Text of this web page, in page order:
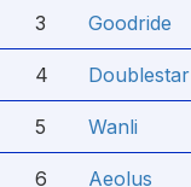
3 Goodride
4 Doublestar
5 Wanli
6 Aeolus